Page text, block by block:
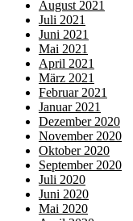
August 2021
Juli 2021
Juni 2021
Mai 2021
April 2021
März 2021
Februar 2021
Januar 2021
Dezember 2020
November 2020
Oktober 2020
September 2020
Juli 2020
Juni 2020
Mai 2020